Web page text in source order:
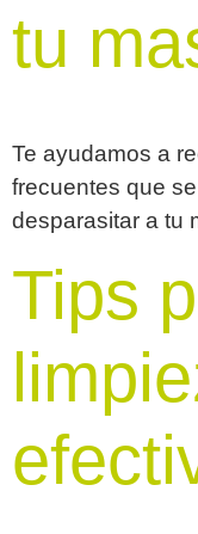
tu
Te ayudamos a
frecuentes que
desparasitar a tu
Tips